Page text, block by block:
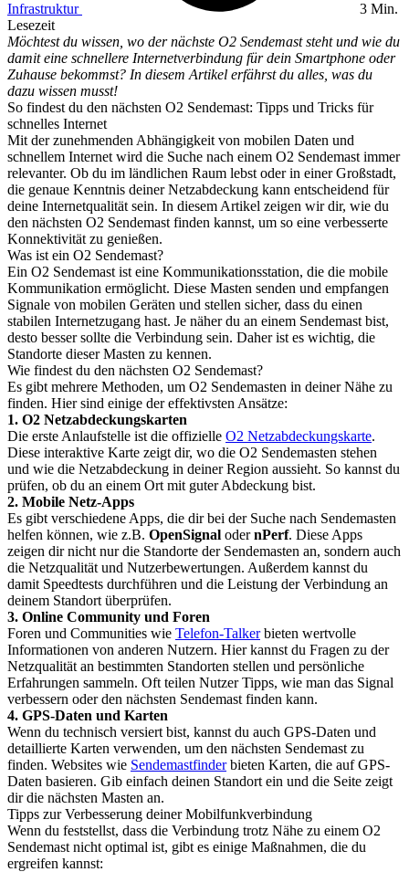
Infrastruktur
3 Min.
Lesezeit
Möchtest du wissen, wo der nächste O2 Sendemast steht und wie du
damit eine schnellere Internetverbindung für dein Smartphone oder
Zuhause bekommst? In diesem Artikel erfährst du alles, was du
dazu wissen musst!
So findest du den nächsten O2 Sendemast: Tipps und Tricks für
schnelles Internet
Mit der zunehmenden Abhängigkeit von mobilen Daten und
schnellem Internet wird die Suche nach einem O2 Sendemast immer
relevanter. Ob du im ländlichen Raum lebst oder in einer Großstadt,
die genaue Kenntnis deiner Netzabdeckung kann entscheidend für
deine Internetqualität sein. In diesem Artikel zeigen wir dir, wie du
den nächsten O2 Sendemast finden kannst, um so eine verbesserte
Konnektivität zu genießen.
Was ist ein O2 Sendemast?
Ein O2 Sendemast ist eine Kommunikationsstation, die die mobile
Kommunikation ermöglicht. Diese Masten senden und empfangen
Signale von mobilen Geräten und stellen sicher, dass du einen
stabilen Internetzugang hast. Je näher du an einem Sendemast bist,
desto besser sollte die Verbindung sein. Daher ist es wichtig, die
Standorte dieser Masten zu kennen.
Wie findest du den nächsten O2 Sendemast?
Es gibt mehrere Methoden, um O2 Sendemasten in deiner Nähe zu
finden. Hier sind einige der effektivsten Ansätze:
1. O2 Netzabdeckungskarten
Die erste Anlaufstelle ist die offizielle O2 Netzabdeckungskarte.
Diese interaktive Karte zeigt dir, wo die O2 Sendemasten stehen
und wie die Netzabdeckung in deiner Region aussieht. So kannst du
prüfen, ob du an einem Ort mit guter Abdeckung bist.
2. Mobile Netz-Apps
Es gibt verschiedene Apps, die dir bei der Suche nach Sendemasten
helfen können, wie z.B. OpenSignal odernPerf. Diese Apps
zeigen dir nicht nur die Standorte der Sendemasten an, sondern auch
die Netzqualität und Nutzerbewertungen. Außerdem kannst du
damit Speedtests durchführen und die Leistung der Verbindung an
deinem Standort überprüfen.
3. Online Community und Foren
Foren und Communities wie Telefon-Talkerbieten wertvolle
Informationen von anderen Nutzern. Hier kannst du Fragen zu der
Netzqualität an bestimmten Standorten stellen und persönliche
Erfahrungen sammeln. Oft teilen Nutzer Tipps, wie man das Signal
verbessern oder den nächsten Sendemast finden kann.
4. GPS-Daten und Karten
Wenn du technisch versiert bist, kannst du auch GPS-Daten und
detaillierte Karten verwenden, um den nächsten Sendemast zu
finden. Websites wie Sendemastfinderbieten Karten, die auf GPS-
Daten basieren. Gib einfach deinen Standort ein und die Seite zeigt
dir die nächsten Masten an.
Tipps zur Verbesserung deiner Mobilfunkverbindung
Wenn du feststellst, dass die Verbindung trotz Nähe zu einem O2
Sendemast nicht optimal ist, gibt es einige Maßnahmen, die du
ergreifen kannst: